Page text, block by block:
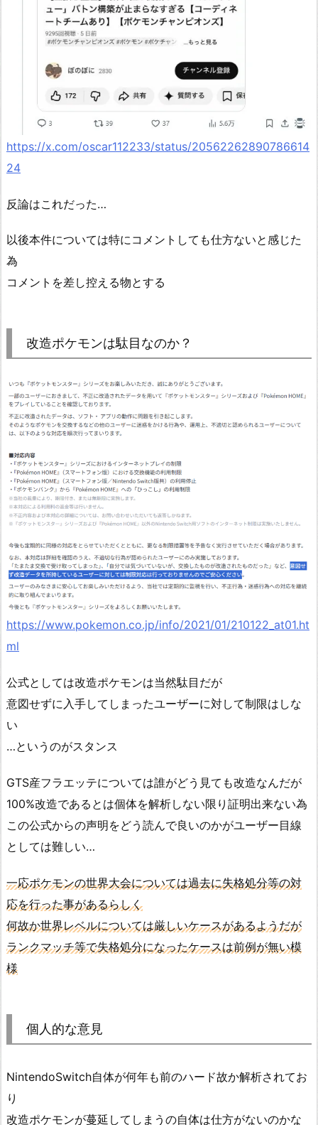
https://x.com/oscar112233/status/20562262890786614
24
反論はこれだった…
以後本件については特にコメントしても仕方ないと感じた
為
コメントを差し控える物とする
改造ポケモンは駄目なのか？
https://www.pokemon.co.jp/info/2021/01/210122_at01.ht
ml
公式としては改造ポケモンは当然駄目だが
意図せずに入手してしまったユーザーに対して制限はしな
い
…というのがスタンス
GTS産フラエッテについては誰がどう見ても改造なんだが
100%改造であるとは個体を解析しない限り証明出来ない為
この公式からの声明をどう読んで良いのかがユーザー目線
としては難しい…
一応ポケモンの世界大会については過去に失格処分等の対
応を行った事があるらしく
何故か世界レベルについては厳しいケースがあるようだが
ランクマッチ等で失格処分になったケースは前例が無い模
様
個人的な意見
NintendoSwitch自体が何年も前のハード故か解析されてお
り
改造ポケモンが蔓延してしまうの自体は仕方がないのかな